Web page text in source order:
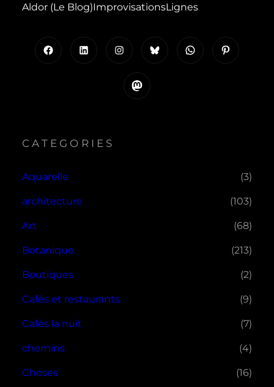
Aldor (le Blog)ImprovisationsLignes
Instagram WhatsApp
Mastodon
CATEGORIES
Aquarelle (3)
architecture (103)
Art (68)
Botanique (213)
Boutiques (2)
Cafés et restaurants (9)
Cafés la nuit (7)
chemins (4)
Choses (16)